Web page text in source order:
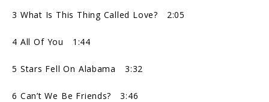
3 What Is This Thing Called Love? 2:05
4 All Of You 1:44
5 Stars Fell On Alabama 3:32
6 Can’t We Be Friends? 3:46